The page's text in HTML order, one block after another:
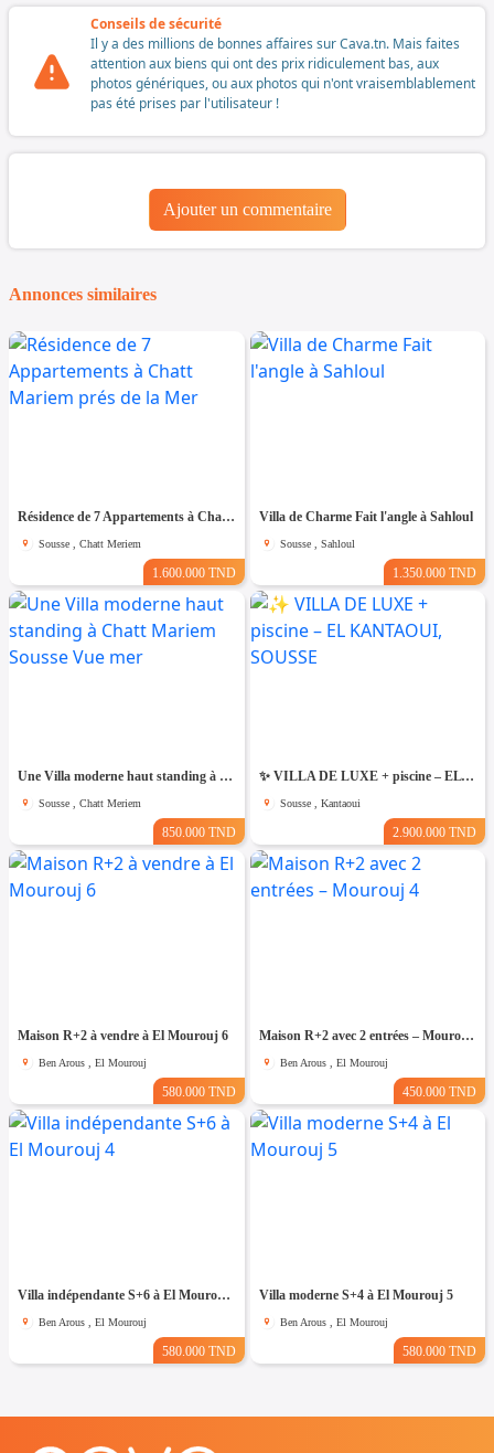
Conseils de sécurité
Il y a des millions de bonnes affaires sur Cava.tn. Mais faites
attention aux biens qui ont des prix ridiculement bas, aux
photos génériques, ou aux photos qui n'ont vraisemblablement
pas été prises par l'utilisateur !
Ajouter un commentaire
Annonces similaires
Résidence de 7 Appartements à Chatt Mariem prés de la Mer
Sousse , Chatt Meriem
1.600.000 TND
Villa de Charme Fait l'angle à Sahloul
Sousse , Sahloul
1.350.000 TND
Une Villa moderne haut standing à Chatt Mariem Sousse Vue mer
Sousse , Chatt Meriem
850.000 TND
​✨ VILLA DE LUXE + piscine – EL KANTAOUI, SOUSSE
Sousse , Kantaoui
2.900.000 TND
Maison R+2 à vendre à El Mourouj 6
Ben Arous , El Mourouj
580.000 TND
Maison R+2 avec 2 entrées – Mourouj 4
Ben Arous , El Mourouj
450.000 TND
Villa indépendante S+6 à El Mourouj 4
Ben Arous , El Mourouj
580.000 TND
Villa moderne S+4 à El Mourouj 5
Ben Arous , El Mourouj
580.000 TND